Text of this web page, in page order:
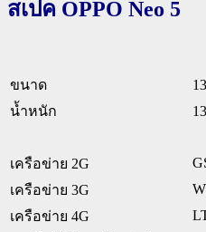
สเปค OPPO Neo 5
ขนาด
น้ำหนัก
เครือข่าย 2G
เครือข่าย 3G
เครือข่าย 4G